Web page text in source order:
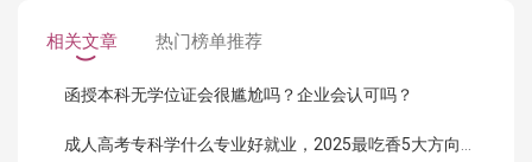
相关文章 热门榜单推荐
函授本科无学位证会很尴尬吗？企业会认可吗？
成人高考专科学什么专业好就业，2025最吃香5大方向曝光！